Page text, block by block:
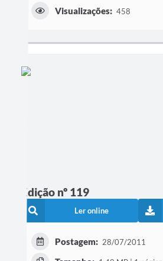
Visualizações: 458
Edição nº 119
Ler online
Postagem: 28/07/2011